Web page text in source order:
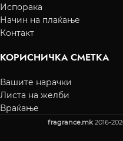
Испорака
Начин на плаќање
Контакт
КОРИСНИЧКА СМЕТКА
Вашите нарачки
Листа на желби
Враќање
fragrance.mk 2016-